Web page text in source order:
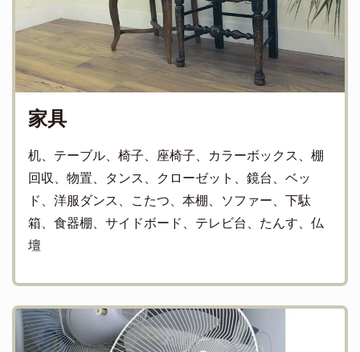
家具
机、テーブル、椅子、座椅子、カラーボックス、棚
回収、物置、タンス、クローゼット、鏡台、ベッ
ド、洋服ダンス、こたつ、本棚、ソファー、下駄
箱、食器棚、サイドボード、テレビ台、たんす、仏
壇